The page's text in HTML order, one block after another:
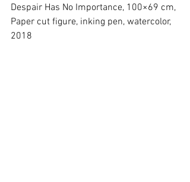
Despair Has No Importance, 100×69 cm,
Paper cut figure, inking pen, watercolor,
2018